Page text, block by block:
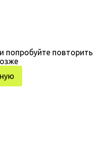
попробуйте повторить